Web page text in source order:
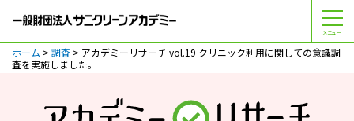
メニュー
ホーム > 調査 > アカデミーリサーチ vol.19 クリニック利用に関しての意識調
査を実施しました。